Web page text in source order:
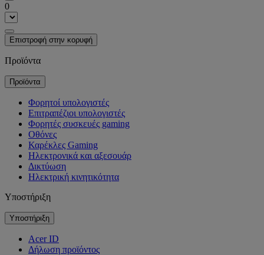
0
Επιστροφή στην κορυφή
Προϊόντα
Προϊόντα
Φορητοί υπολογιστές
Επιτραπέζιοι υπολογιστές
Φορητές συσκευές gaming
Οθόνες
Καρέκλες Gaming
Ηλεκτρονικά και αξεσουάρ
Δικτύωση
Ηλεκτρική κινητικότητα
Υποστήριξη
Υποστήριξη
Acer ID
Δήλωση προϊόντος